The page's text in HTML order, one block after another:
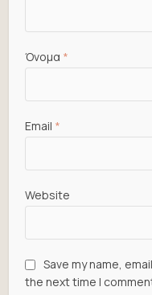
Όνομα *
Email *
Website
Save my name,
the next time I